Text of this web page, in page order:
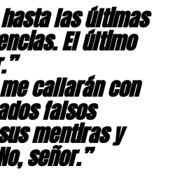
las últimas
El último
callarán con
falsos
mentiras y
señor.”